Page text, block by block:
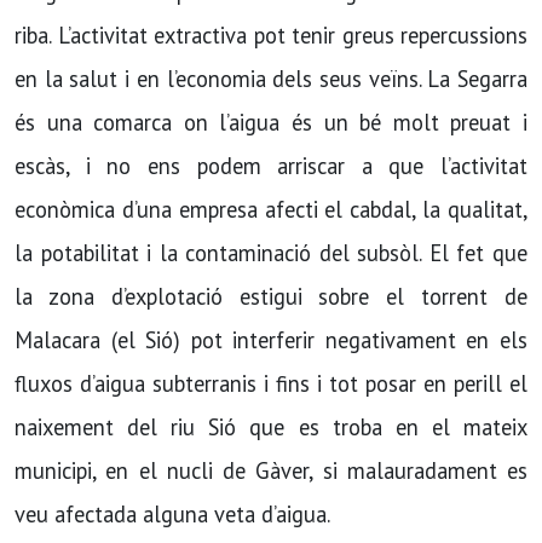
riba. L’activitat extractiva pot tenir greus repercussions
en la salut i en l’economia dels seus veïns. La Segarra
és una comarca on l’aigua és un bé molt preuat i
escàs, i no ens podem arriscar a que l’activitat
econòmica d’una empresa afecti el cabdal, la qualitat,
la potabilitat i la contaminació del subsòl. El fet que
la zona d’explotació estigui sobre el torrent de
Malacara (el Sió) pot interferir negativament en els
fluxos d’aigua subterranis i fins i tot posar en perill el
naixement del riu Sió que es troba en el mateix
municipi, en el nucli de Gàver, si malauradament es
veu afectada alguna veta d’aigua.